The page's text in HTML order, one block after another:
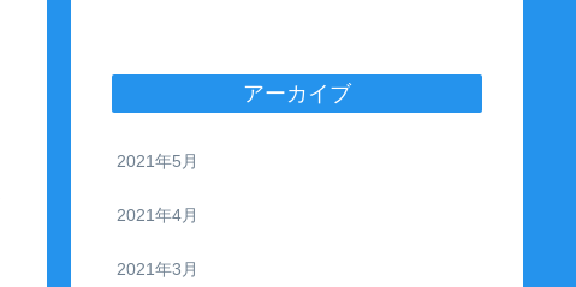
アーカイブ
2021年5月
2021年4月
2021年3月